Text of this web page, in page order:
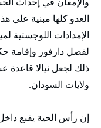
العدو كلها مبنية على
الإمدادات اللوجستية
لفصل دارفور وإقامة
ذلك لجعل نيالا قاعدة
ولايات السودان.
إن رأس الحية يقبع